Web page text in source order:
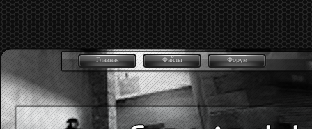
Главная Файлы Форум